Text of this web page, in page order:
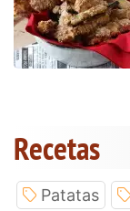
Recetas
Patatas